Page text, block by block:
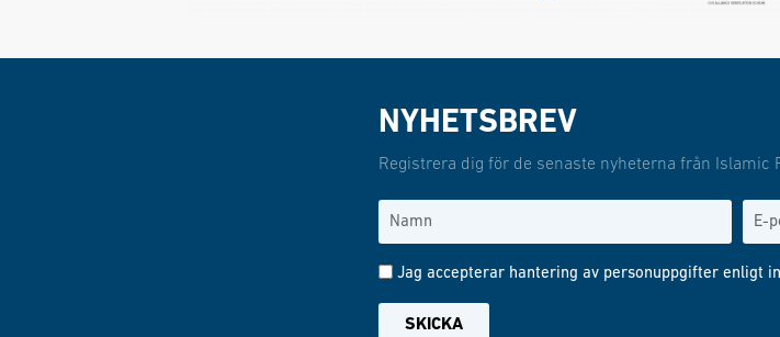
NYHETSBREV
Registrera dig för de senaste nyheterna från Islamic
Jag accepterar hantering av personuppgifter enligt
SKICKA